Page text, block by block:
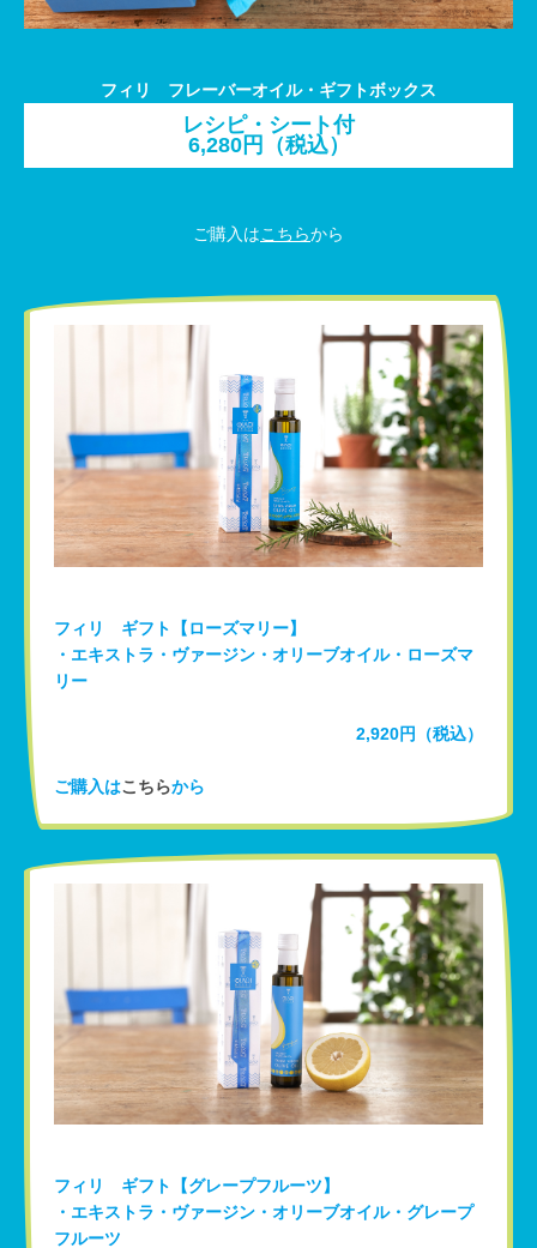
フィリ フレーバーオイル・ギフトボックス
レシピ・シート付
6,280円（税込）
ご購入はこちらから
フィリ ギフト【ローズマリー】
・エキストラ・ヴァージン・オリーブオイル・ローズマ
リー
2,920円（税込）
ご購入はこちらから
フィリ ギフト【グレープフルーツ】
・エキストラ・ヴァージン・オリーブオイル・グレープ
フルーツ